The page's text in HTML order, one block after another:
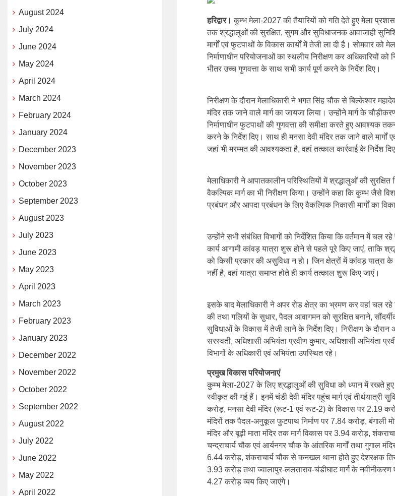
हरिद्वार। कुम्भ मेला-2027 की तैयारियों को गति देते हुए मेला
तक श्रद्धालुओं की सुरक्षित, सुगम और सुविधाजनक आवाजाही
मार्गों एवं फुटपाथों के विकास कार्यों में तेजी ला दी है। सोमवार को
निर्माणाधीन परियोजनाओं का स्थलीय निरीक्षण कर अधिकारियों को
भीतर उच्च गुणवत्ता के साथ सभी कार्य पूर्ण करने के निर्देश दिए।
निरीक्षण के दौरान मेलाधिकारी ने भगत सिंह चौक से बिल्केश्वर
मंदिर तक जाने वाले मार्ग का जायजा लिया। उन्होंने मार्ग के
निर्माणाधीन फुटपाथों की गुणवत्ता की समीक्षा करते हुए आवश्यक
करने के निर्देश दिए। साथ ही मनसा देवी मंदिर तक जाने वाले मार्गों
जहां भी मरम्मत की आवश्यकता है, वहां तत्काल कार्रवाई के निर्देश
मेलाधिकारी ने आपातकालीन परिस्थितियों में श्रद्धालुओं की सुरक्षित
वैकल्पिक मार्ग का भी निरीक्षण किया। उन्होंने कहा कि कुम्भ जैसे
प्रबंधन और आपदा प्रबंधन के लिए वैकल्पिक निकासी मार्गों का
उन्होंने सभी संबंधित विभागों को निर्देशित किया कि वर्तमान में चल
कार्य आगामी कांवड़ यात्रा शुरू होने से पहले पूरे किए जाएं, ताकि
को किसी प्रकार की असुविधा न हो। जिन क्षेत्रों में कांवड़ यात्रा के
नहीं है, वहां यात्रा समाप्त होते ही कार्य तत्काल शुरू किए जाएं।
इसके बाद मेलाधिकारी ने अपर रोड क्षेत्र का भ्रमण कर वहां चल रहे
की तथा गलियों के सुधार, पैदल आवागमन को सुरक्षित बनाने,
सुविधाओं के विकास में तेजी लाने के निर्देश दिए। निरीक्षण के दौरान
सरस्वती, अधिशासी अभियंता प्रवीण कुमार, अधिशासी अभियंता
विभागों के अधिकारी एवं अभियंता उपस्थित रहे।
प्रमुख विकास परियोजनाएं
कुम्भ मेला-2027 के लिए श्रद्धालुओं की सुविधा को ध्यान में रखते हुए
स्वीकृत की गई हैं। इनमें चंडी देवी मंदिर पहुंच मार्ग एवं तीर्थयात्री
करोड़, मनसा देवी मंदिर (रूट-1 एवं रूट-2) के विकास पर 2.19
मंदिरों तक पैदल-अनुकूल फुटपाथ निर्माण पर 7.84 करोड़, बंगाली
मंदिर और बूढ़ी माता मंदिर तक मार्ग विकास पर 3.94 करोड़,
चन्द्राचार्य चौक एवं आर्यनगर चौक के आंतरिक मार्गों तथा गुगाल
6.44 करोड़, शंकराचार्य चौक से कनखल थाना होते हुए देशरक्षक
3.93 करोड़ तथा ज्वालापुर-ललताराव-चंडीघाट मार्ग के नवीनीकरण
4.27 करोड़ व्यय किए जाएंगे।
August 2024
July 2024
June 2024
May 2024
April 2024
March 2024
February 2024
January 2024
December 2023
November 2023
October 2023
September 2023
August 2023
July 2023
June 2023
May 2023
April 2023
March 2023
February 2023
January 2023
December 2022
November 2022
October 2022
September 2022
August 2022
July 2022
June 2022
May 2022
April 2022